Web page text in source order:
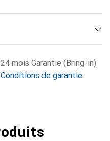
24 mois Garantie (Bring-in)
Conditions de garantie